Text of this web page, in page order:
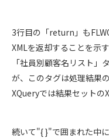
3行目の「return」も
XMLを返却することを示
「社員別顧客名リスト」
が、このタグは処理結果
XQueryでは結果セットの
続いて"{ }"で囲まれた中